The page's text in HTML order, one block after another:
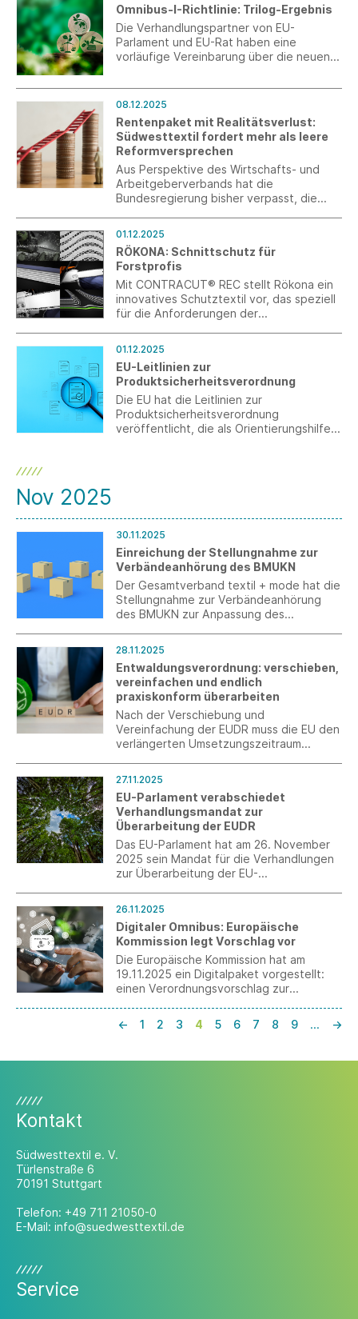
Omnibus-I-Richtlinie: Trilog-Ergebnis
Die Verhandlungspartner von EU-
Parlament und EU-Rat haben eine
vorläufige Vereinbarung über die neuen
Nachhaltigkeitsberichterstattungsrichtlini
e und EU-Lieferkettenrichtlinie (CSDDD)
08.12.2025
Rentenpaket mit Realitätsverlust:
Südwesttextil fordert mehr als leere
Reformversprechen
Aus Perspektive des Wirtschafts- und
Arbeitgeberverbands hat die
Bundesregierung bisher verpasst, die
01.12.2025
RÖKONA: Schnittschutz für
Forstprofis
Mit CONTRACUT® REC stellt Rökona ein
innovatives Schutztextil vor, das speziell
für die Anforderungen der
01.12.2025
EU-Leitlinien zur
Produktsicherheitsverordnung
Die EU hat die Leitlinien zur
Produktsicherheitsverordnung
veröffentlicht, die als Orientierungshilfe
Nov 2025
30.11.2025
Einreichung der Stellungnahme zur
Verbändeanhörung des BMUKN
Der Gesamtverband textil + mode hat die
Stellungnahme zur Verbändeanhörung
des BMUKN zur Anpassung des
1. Dezember 2025 eingereicht.
28.11.2025
Entwaldungsverordnung: verschieben,
vereinfachen und endlich
praxiskonform überarbeiten
Nach der Verschiebung und
Vereinfachung der EUDR muss die EU den
verlängerten Umsetzungszeitraum
27.11.2025
EU-Parlament verabschiedet
Verhandlungsmandat zur
Überarbeitung der EUDR
Das EU-Parlament hat am 26. November
2025 sein Mandat für die Verhandlungen
zur Überarbeitung der EU-
Ratsvorschlag vom 19. November 2025
weitestgehend angeschlossen.
26.11.2025
Digitaler Omnibus: Europäische
Kommission legt Vorschlag vor
Die Europäische Kommission hat am
19.11.2025 ein Digitalpaket vorgestellt:
einen Verordnungsvorschlag zur
Einführung eines „European business
wallet“ und eine Mitteilung zur Strategie
← 1 2 3 4 5 6 7 8 9 … →
Kontakt
Südwesttextil e. V.
Türlenstraße 6
70191 Stuttgart
Telefon: +49 711 21050-0
E-Mail: info@suedwesttextil.de
Service